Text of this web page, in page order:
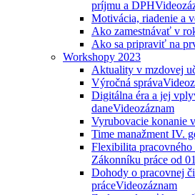
príjmu a DPH
Motivácia, riadenie a
Ako zamestnávať v
Ako sa pripraviť na
Workshopy 2023
Aktuality v mzdovej
Výročná správa
Digitálna éra a jej
daneVideozáznam
Vyrubovacie konanie
Time manažment IV.
Flexibilita pracovného
Zákonníku práce od
Dohody o pracovnej
práceVideozáznam